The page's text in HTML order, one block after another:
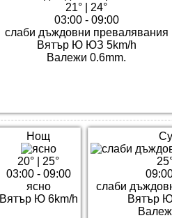
21°
24°
03:00 - 09:00
слаби дъждовни превалявания
Вятър Ю ЮЗ 5km/h
Валежи 0.6mm.
Нощ
20°
25°
03:00 - 09:00
ясно
Вятър Ю 6km/h
слаби
Вятър